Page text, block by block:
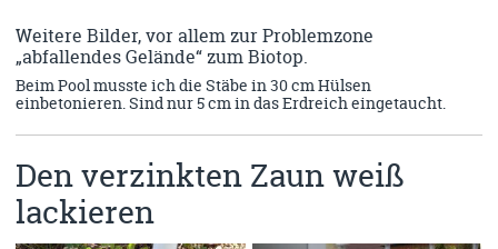
Weitere Bilder, vor allem zur Problemzone
„abfallendes Gelände“ zum Biotop.
Beim Pool musste ich die Stäbe in 30 cm Hülsen
einbetonieren. Sind nur 5 cm in das Erdreich eingetaucht.
Den verzinkten Zaun weiß
lackieren